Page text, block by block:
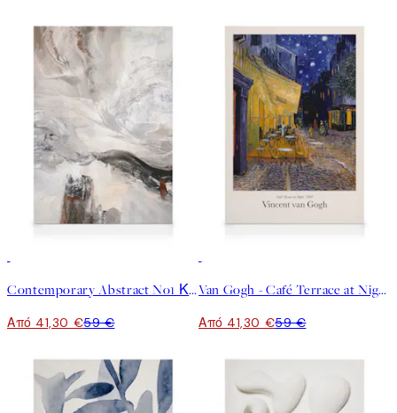
Contemporary Abstract No1 Καμβάς
Από 41,30 €59 €
Van Gogh - Café Terrace at Night Καμβάς
Από 41,30 €59 €